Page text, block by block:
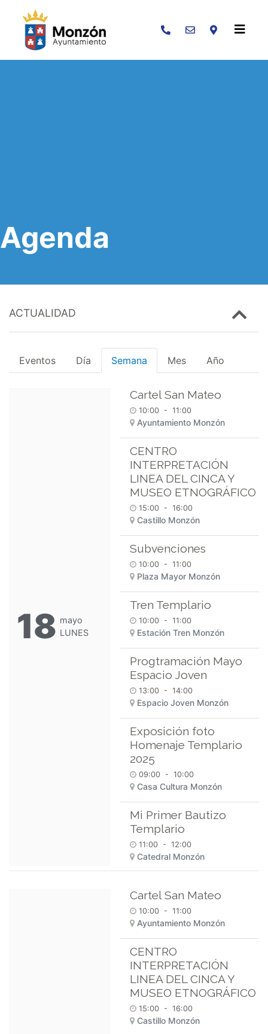
Buscar
Agenda
ACTUALIDAD
Eventos Día Semana Mes Año
18 mayo
LUNES
Cartel San Mateo
10:00 - 11:00
Ayuntamiento Monzón
CENTRO
INTERPRETACIÓN
LINEA DEL CINCA Y
MUSEO ETNOGRÁFICO
15:00 - 16:00
Castillo Monzón
Subvenciones
10:00 - 11:00
Plaza Mayor Monzón
Tren Templario
10:00 - 11:00
Estación Tren Monzón
Progtramación Mayo
Espacio Joven
13:00 - 14:00
Espacio Joven Monzón
Exposición foto
Homenaje Templario
2025
09:00 - 10:00
Casa Cultura Monzón
Mi Primer Bautizo
Templario
11:00 - 12:00
Catedral Monzón
Cartel San Mateo
10:00 - 11:00
Ayuntamiento Monzón
CENTRO
INTERPRETACIÓN
LINEA DEL CINCA Y
MUSEO ETNOGRÁFICO
15:00 - 16:00
Castillo Monzón